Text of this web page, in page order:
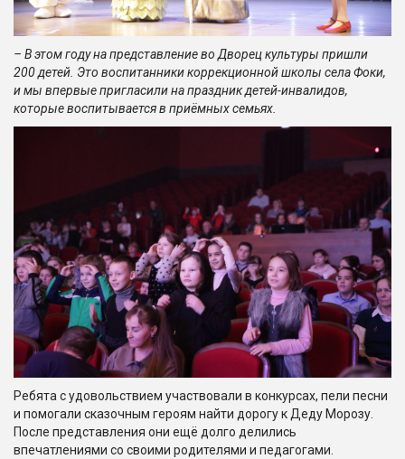
– В этом году на представление во Дворец культуры пришли
200 детей. Это воспитанники коррекционной школы села Фоки,
и мы впервые пригласили на праздник детей-инвалидов,
которые воспитывается в приёмных семьях.
Ребята с удовольствием участвовали в конкурсах, пели песни
и помогали сказочным героям найти дорогу к Деду Морозу.
После представления они ещё долго делились
впечатлениями со своими родителями и педагогами.